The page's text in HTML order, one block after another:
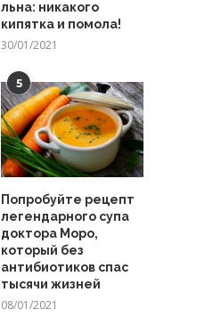
льна: никакого
кипятка и помола!
30/01/2021
5
Попробуйте рецепт
легендарного супа
доктора Моро,
который без
антибиотиков спас
тысячи жизней
08/01/2021